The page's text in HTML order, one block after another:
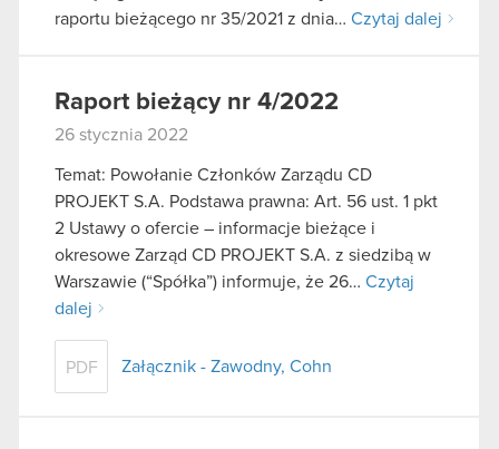
raportu bieżącego nr 35/2021 z dnia… Czytaj dalej
Raport bieżący nr 4/2022
26 stycznia 2022
Temat: Powołanie Członków Zarządu CD
PROJEKT S.A. Podstawa prawna: Art. 56 ust. 1 pkt
2 Ustawy o ofercie – informacje bieżące i
okresowe Zarząd CD PROJEKT S.A. z siedzibą w
Warszawie (“Spółka”) informuje, że 26… Czytaj
dalej
PDF Załącznik - Zawodny, Cohn